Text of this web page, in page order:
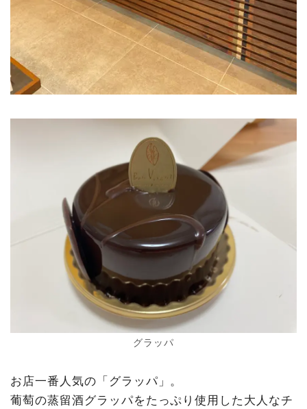
グラッパ
お店一番人気の「グラッパ」。
葡萄の蒸留酒グラッパをたっぷり使用した大人なチ